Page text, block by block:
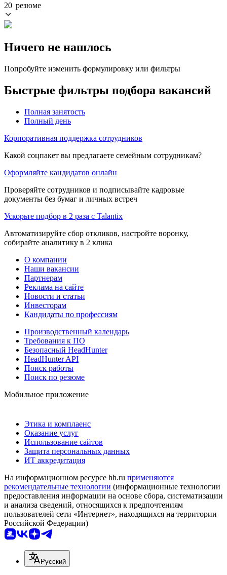
20 резюме
Ничего не нашлось
Попробуйте изменить формулировку или фильтры
Быстрые фильтры подбора вакансий
Полная занятость
Полный день
Корпоративная поддержка сотрудников
Какой соцпакет вы предлагаете семейным сотрудникам?
Оформляйте кандидатов онлайн
Проверяйте сотрудников и подписывайте кадровые
документы без бумаг и личных встреч
Ускорьте подбор в 2 раза с Talantix
Автоматизируйте сбор откликов, настройте воронку,
собирайте аналитику в 2 клика
О компании
Наши вакансии
Партнерам
Реклама на сайте
Новости и статьи
Инвесторам
Кандидаты по профессиям
Производственный календарь
Требования к ПО
Безопасный HeadHunter
HeadHunter API
Поиск работы
Поиск по резюме
Мобильное приложение
Этика и комплаенс
Оказание услуг
Использование сайтов
Защита персональных данных
ИТ аккредитация
На информационном ресурсе hh.ru применяются
рекомендательные технологии (информационные технологии
предоставления информации на основе сбора, систематизации
и анализа сведений, относящихся к предпочтениям
пользователей сети «Интернет», находящихся на территории
Российской Федерации)
Русский